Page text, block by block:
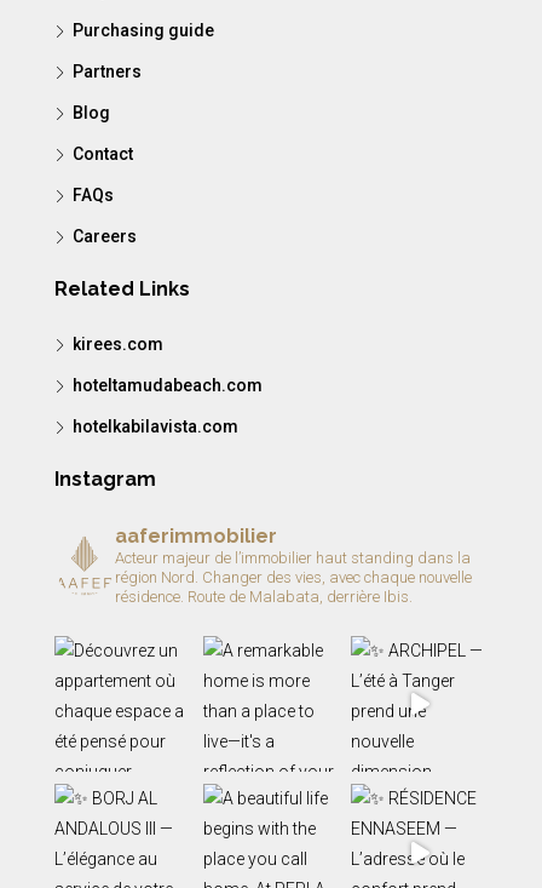
Purchasing guide
Partners
Blog
Contact
FAQs
Careers
Related Links
kirees.com
hoteltamudabeach.com
hotelkabilavista.com
Instagram
aaferimmobilier
Acteur majeur de l’immobilier haut standing dans la
région Nord. Changer des vies, avec chaque nouvelle
résidence. Route de Malabata, derrière Ibis.